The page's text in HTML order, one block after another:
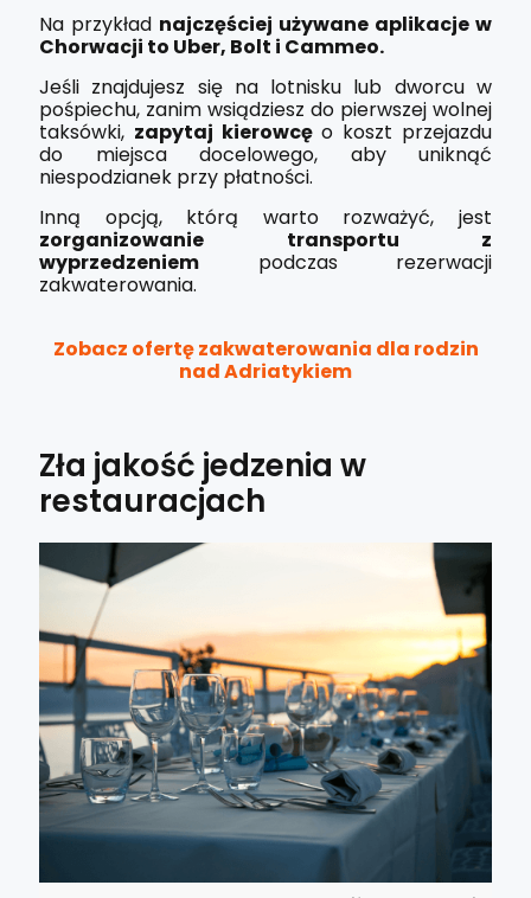
Na przykład najczęściej używane aplikacje w
Chorwacji to Uber, Bolt i Cammeo.
Jeśli znajdujesz się na lotnisku lub dworcu w
pośpiechu, zanim wsiądziesz do pierwszej wolnej
taksówki, zapytaj kierowcęo koszt przejazdu
do miejsca docelowego, aby uniknąć
niespodzianek przy płatności.
Inną opcją, którą warto rozważyć, jest
zorganizowanie transportu z
wyprzedzeniem podczas rezerwacji
zakwaterowania.
Zobacz ofertę zakwaterowania dla rodzin
nad Adriatykiem
Zła jakość jedzenia w
restauracjach